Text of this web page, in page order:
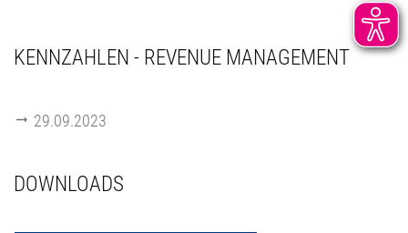
KENNZAHLEN - REVENUE MANAGEMENT
29.09.2023
DOWNLOADS